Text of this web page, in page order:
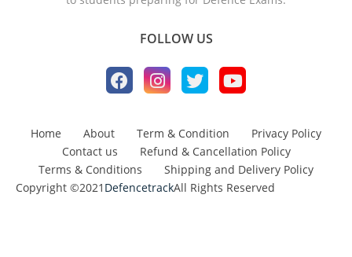
FOLLOW US
Home About Term & Condition
Privacy Policy
Contact us
Refund & Cancellation Policy
Terms & Conditions
Shipping and Delivery Policy
Copyright ©2021 DefencetrackAll Rights Reserved